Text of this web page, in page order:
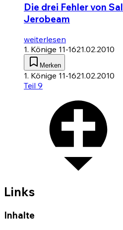
Die drei Fehler von
Jerobeam
weiterlesen
1. Könige 11-1621.02.2010
Merken
1. Könige 11-1621.02.2010
Teil 9
Links
Inhalte